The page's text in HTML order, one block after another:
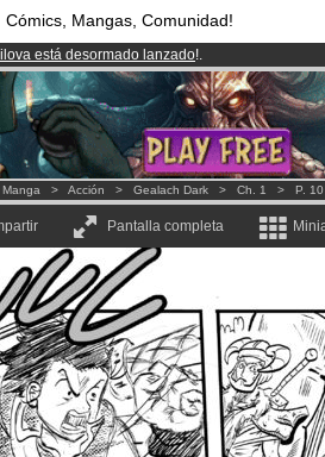
Cómics, Mangas, Comunidad!
está desormado lanzado!.
miembrosy 1000Cómics y Mangas!.
por3.95 euros al mes!Hazte Premium ya
Manga > Acción > Gealach Dark > Ch. 1 > P. 10
Pantalla completa